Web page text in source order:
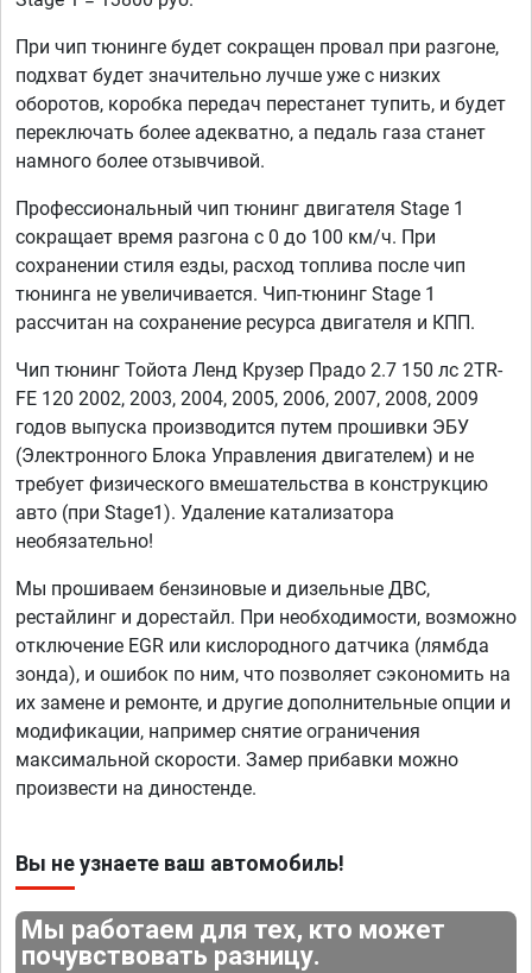
При чип тюнинге будет сокращен провал при разгоне,
подхват будет значительно лучше уже с низких
оборотов, коробка передач перестанет тупить, и будет
переключать более адекватно, а педаль газа станет
намного более отзывчивой.
Профессиональный чип тюнинг двигателя Stage 1
сокращает время разгона с 0 до 100 км/ч. При
сохранении стиля езды, расход топлива после чип
тюнинга не увеличивается. Чип-тюнинг Stage 1
рассчитан на сохранение ресурса двигателя и КПП.
Чип тюнинг Тойота Ленд Крузер Прадо 2.7 150 лс 2TR-
FE 120 2002, 2003, 2004, 2005, 2006, 2007, 2008, 2009
годов выпуска производится путем прошивки ЭБУ
(Электронного Блока Управления двигателем) и не
требует физического вмешательства в конструкцию
авто (при Stage1). Удаление катализатора
необязательно!
Мы прошиваем бензиновые и дизельные ДВС,
рестайлинг и дорестайл. При необходимости, возможно
отключение EGR или кислородного датчика (лямбда
зонда), и ошибок по ним, что позволяет сэкономить на
их замене и ремонте, и другие дополнительные опции и
модификации, например снятие ограничения
максимальной скорости. Замер прибавки можно
произвести на диностенде.
Вы не узнаете ваш автомобиль!
Мы работаем для тех, кто может
почувствовать разницу.